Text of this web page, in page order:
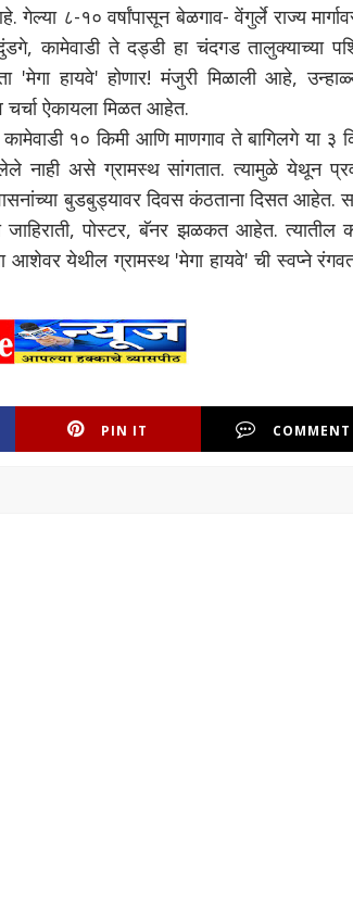
८-१० वर्षांपासून बेळगाव- वेंगुर्ले राज्य
कामेवाडी ते दड्डी हा चंदगड तालुक्याच्या
'मेगा हायवे' होणार! मंजुरी मिळाली आहे,
चर्चा ऐकायला मिळत आहेत.
१० किमी आणि माणगाव ते बागिलगे या ३
नाही असे ग्रामस्थ सांगतात. त्यामुळे येथून
बुडबुड्यावर दिवस कंठताना दिसत आहेत.
पोस्टर, बॅनर झळकत आहेत. त्यातील
आशेवर येथील ग्रामस्थ 'मेगा हायवे' ची स्वप्ने
PIN IT COMMENT